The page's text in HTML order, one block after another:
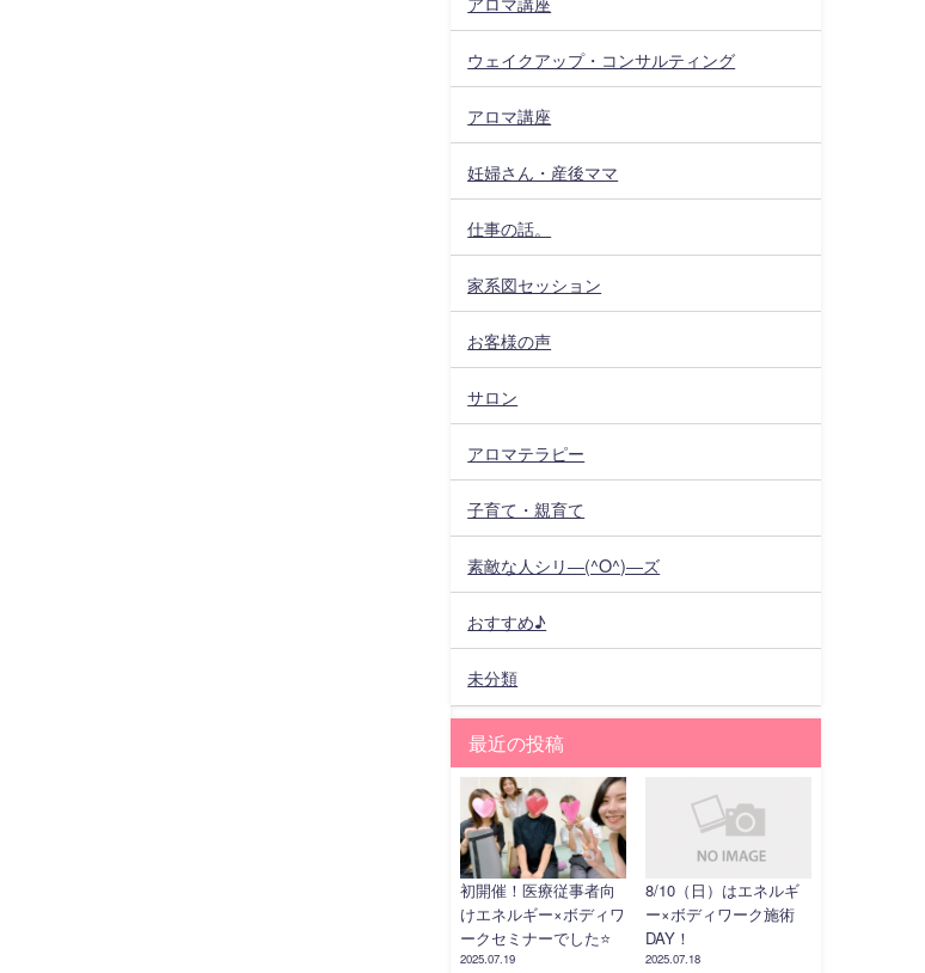
ウェイクアップ・コンサルティング
アロマ講座
妊婦さん・産後ママ
仕事の話。
家系図セッション
お客様の声
サロン
アロマテラピー
子育て・親育て
素敵な人シリ―(^O^)―ズ
おすすめ♪
未分類
最近の投稿
初開催！医療従事者向
けエネルギー×ボディワ
ークセミナーでした⭐️
2025.07.19
8/10（日）はエネルギ
ー×ボディワーク施術
DAY！
2025.07.18